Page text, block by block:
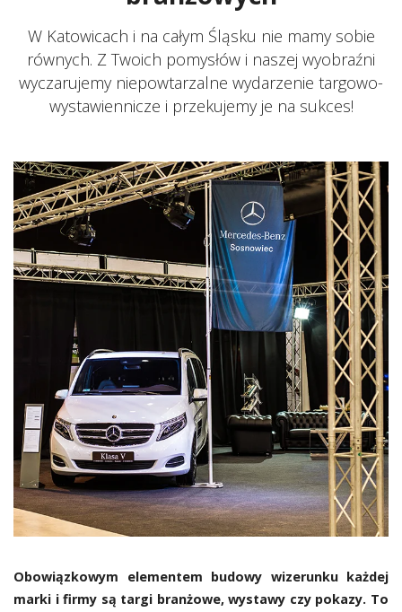
W Katowicach i na całym Śląsku nie mamy sobie
równych. Z Twoich pomysłów i naszej wyobraźni
wyczarujemy niepowtarzalne wydarzenie targowo-
wystawiennicze i przekujemy je na sukces!
Obowiązkowym elementem budowy wizerunku każdej
marki i firmy są targi branżowe, wystawy czy pokazy. To